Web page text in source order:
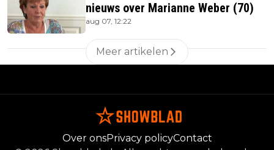
nieuws over Marianne Weber (70)
aug 07, 12:22
Meer artikelen
Over onsPrivacy policyContact